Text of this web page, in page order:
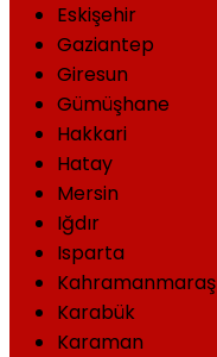
Eskişehir
Gaziantep
Giresun
Gümüşhane
Hakkari
Hatay
Mersin
Iğdır
Isparta
Kahramanmaraş
Karabük
Karaman